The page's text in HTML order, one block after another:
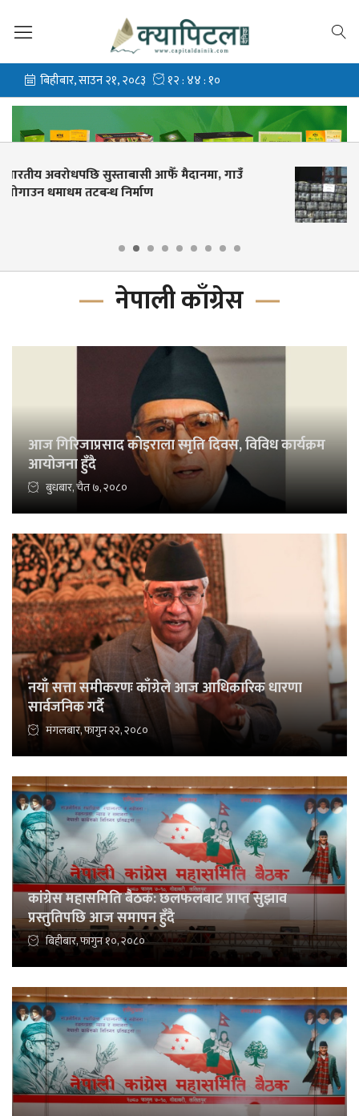
धनकुटामा ट्रकबाट ६४७ केजी गाँजा बरामद, चालक-
सहचालक पक्राउ
नेपाली काँग्रेस
आज गिरिजाप्रसाद कोइराला स्मृति दिवस, विविध कार्यक्रम
आयोजना हुँदै
बुधबार, चैत ७, २०८०
नयाँ सत्ता समीकरणः काँग्रेले आज आधिकारिक धारणा
सार्वजनिक गर्दै
मंगलबार, फागुन २२, २०८०
कांग्रेस महासमिति बैठक: छलफलबाट प्राप्त सुझाव
प्रस्तुतिपछि आज समापन हुँदै
बिहीबार, फागुन १०, २०८०